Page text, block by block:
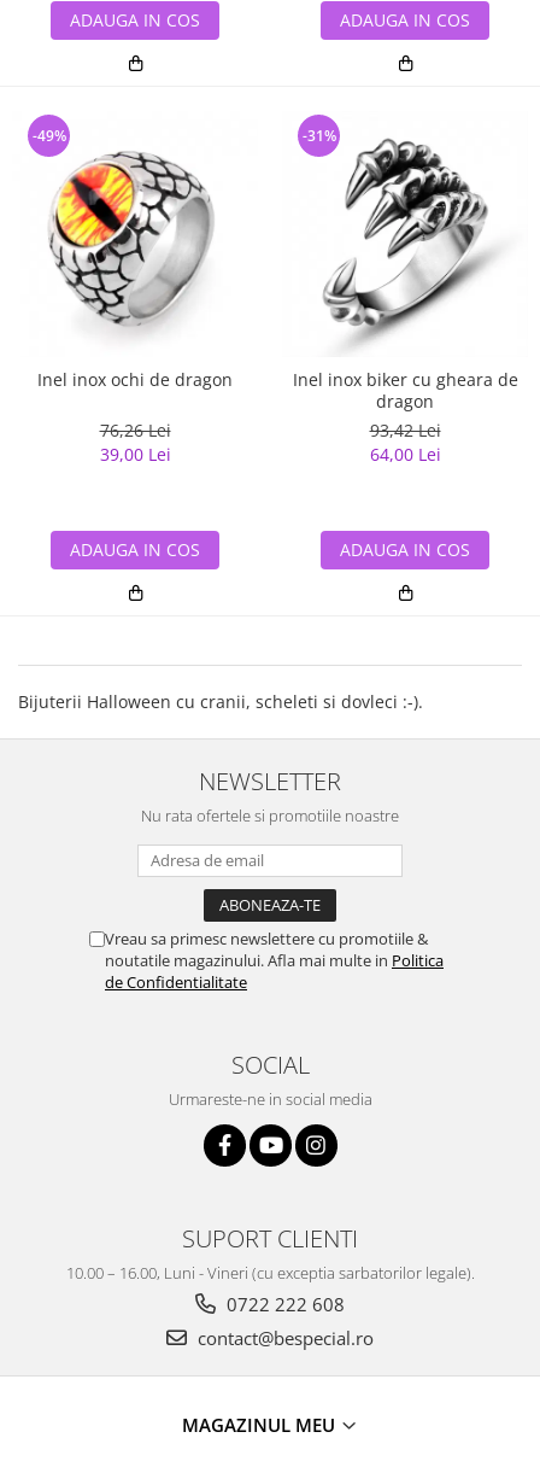
ADAUGA IN COS ADAUGA IN COS
Inel inox ochi de dragon
76,26 Lei
39,00 Lei
-49%
ADAUGA IN COS
Inel inox biker cu gheara de
dragon
93,42 Lei
64,00 Lei
-31%
ADAUGA IN COS
Bijuterii Halloween cu cranii, scheleti si dovleci :-).
NEWSLETTER
Nu rata ofertele si promotiile noastre
Vreau sa primesc newslettere cu promotiile &
noutatile magazinului. Afla mai multe in Politica
de Confidentialitate
SOCIAL
Urmareste-ne in social media
SUPORT CLIENTI
10.00 – 16.00, Luni - Vineri (cu exceptia sarbatorilor legale).
0722 222 608
contact@bespecial.ro
MAGAZINUL MEU